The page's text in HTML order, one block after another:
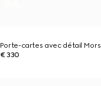
Porte-cartes avec détail Mors
€ 330